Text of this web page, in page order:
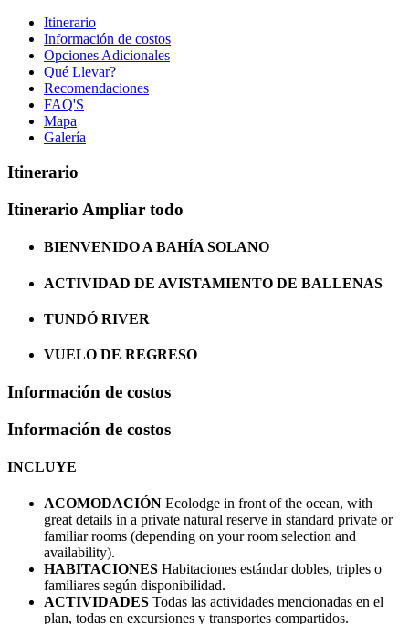
Itinerario
Información de costos
Opciones Adicionales
Qué Llevar?
Recomendaciones
FAQ'S
Mapa
Galería
Itinerario
Itinerario Ampliar todo
BIENVENIDO A BAHÍA SOLANO
ACTIVIDAD DE AVISTAMIENTO DE BALLENAS
TUNDÓ RIVER
VUELO DE REGRESO
Información de costos
Información de costos
INCLUYE
ACOMODACIÓN Ecolodge in front of the ocean, with
great details in a private natural reserve in standard private or
familiar rooms (depending on your room selection and
availability).
HABITACIONES Habitaciones estándar dobles, triples o
familiares según disponibilidad.
ACTIVIDADES Todas las actividades mencionadas en el
plan, todas en excursiones y transportes compartidos.